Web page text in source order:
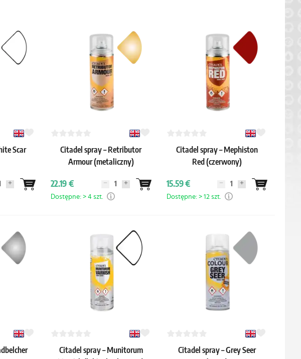
Scar
Citadel spray – Retributor
Armour (metaliczny)
22.19 €
Dostępne: > 4 szt.
Citadel spray – Mephiston
Red (czerwony)
15.59 €
Dostępne: > 12 szt.
Citadel spray – Munitorum
Citadel spray – Grey Seer